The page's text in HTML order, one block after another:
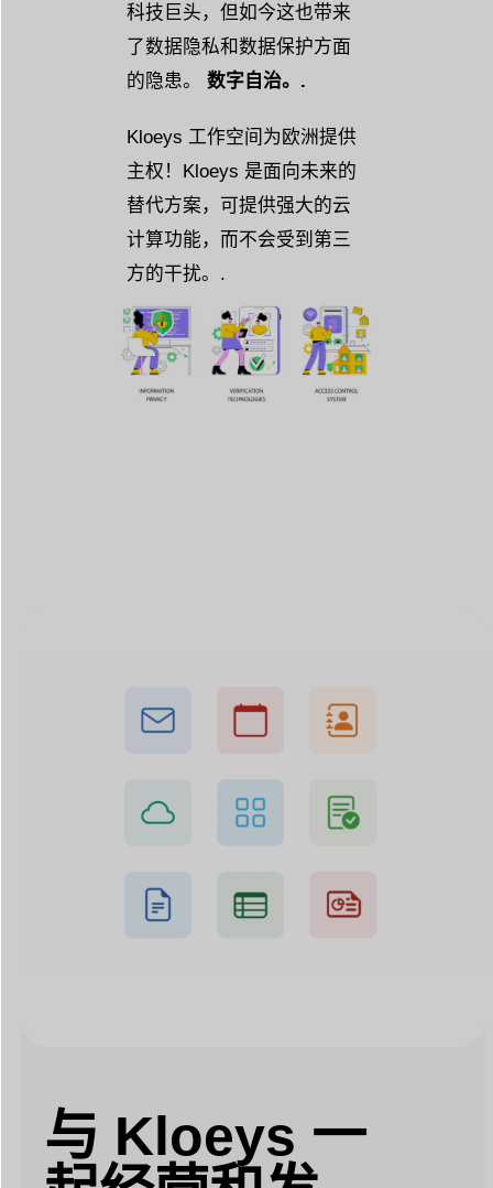
科技巨头，但如今这也带来
了数据隐私和数据保护方面
的隐患。 数字自治。.
Kloeys 工作空间为欧洲提供
主权！Kloeys 是面向未来的
替代方案，可提供强大的云
计算功能，而不会受到第三
方的干扰。.
与 Kloeys 一